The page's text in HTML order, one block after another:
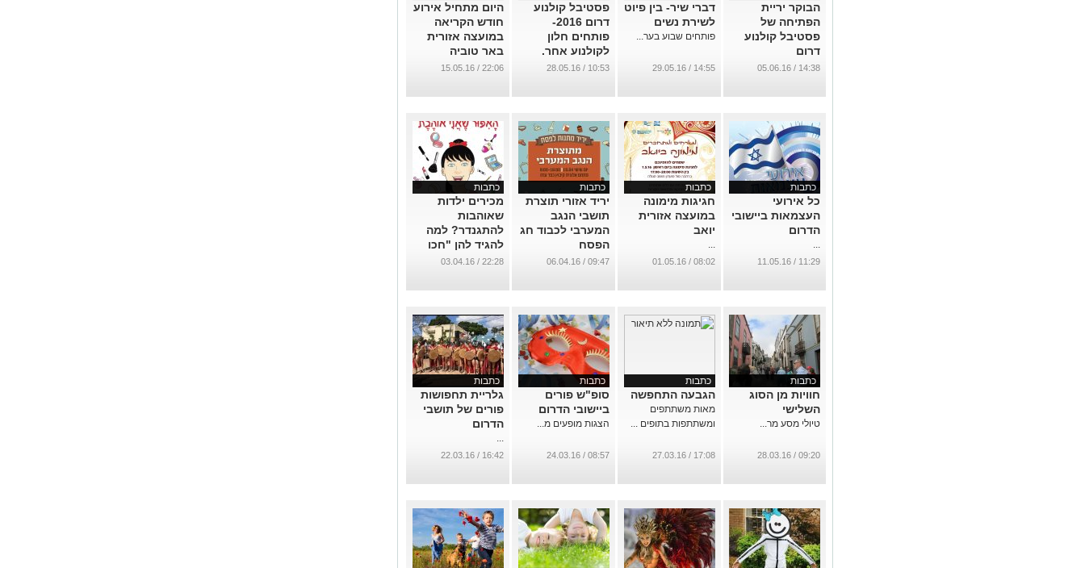
הבוקר יריית
הפתיחה של
פסטיבל קולנוע
דרום
...
14:38 / 05.06.16
דברי שיר- בין פיוט
לשירת נשים
פותחים שבוע בער...
14:55 / 29.05.16
פסטיבל קולנוע
דרום 2016-
פותחים חלון
לקולנוע אחר.
...
10:53 / 28.05.16
היום מתחיל אירוע
חודש הקריאה
במועצה אזורית
באר טוביה
...
22:06 / 15.05.16
כתבות
כל אירועי
העצמאות ביישובי
הדרום
...
11:29 / 11.05.16
כתבות
חגיגות מימונה
במועצה אזורית
יואב
...
08:02 / 01.05.16
כתבות
יריד אזורי תוצרת
תושבי הנגב
המערבי לכבוד חג
הפסח
...
09:47 / 06.04.16
כתבות
מכירים ילדות
שאוהבות
להתגנדר? למה
להגיד להן "חכו
כשתהיו גדולות"?
22:28 / 03.04.16
כתבות
חוויות מן הסוג
השלישי
טיולי מסע מר...
09:20 / 28.03.16
כתבות
הגבעה התחפשה
מאות משתתפים
ומשתתפות בתופים ...
17:08 / 27.03.16
כתבות
סופ"ש פורים
ביישובי הדרום
הצגות מופעים מ...
08:57 / 24.03.16
כתבות
גלריית תחפושות
פורים של תושבי
הדרום
...
16:42 / 22.03.16